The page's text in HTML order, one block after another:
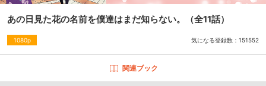
あの日見た花の名前を僕達はまだ知らない。 （全11話）
1080p 気になる登録数： 151552
関連ブック